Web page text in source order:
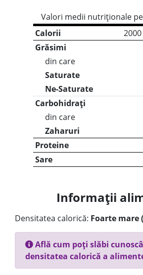
Valori medii nutriționale
Calorii
Grăsimi
din care
Saturate
Ne-Saturate
Carbohidrați
din care
Zaharuri
Proteine
Sare
Informații
Densitatea calorică: Foarte mare
Află cum poți slăbi
densitatea calorică a